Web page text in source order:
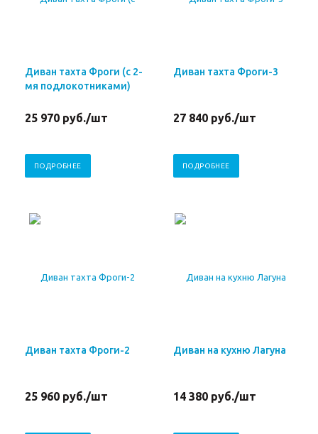
Диван тахта Фроги (с 2-
мя подлокотниками)
25 970 руб./шт
ПОДРОБНЕЕ
Диван тахта Фроги-3
27 840 руб./шт
ПОДРОБНЕЕ
Диван тахта Фроги-2
25 960 руб./шт
Диван на кухню Лагуна
14 380 руб./шт